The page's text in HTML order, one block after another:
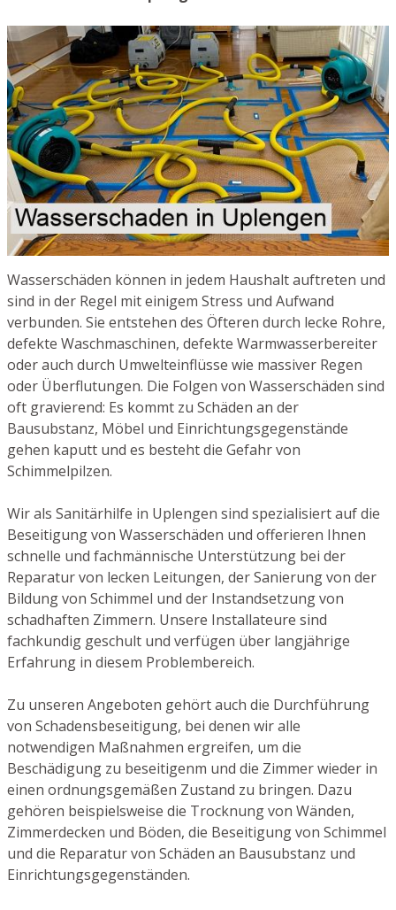
Wasserschäden können in jedem Haushalt auftreten und
sind in der Regel mit einigem Stress und Aufwand
verbunden. Sie entstehen des Öfteren durch lecke Rohre,
defekte Waschmaschinen, defekte Warmwasserbereiter
oder auch durch Umwelteinflüsse wie massiver Regen
oder Überflutungen. Die Folgen von Wasserschäden sind
oft gravierend: Es kommt zu Schäden an der
Bausubstanz, Möbel und Einrichtungsgegenstände
gehen kaputt und es besteht die Gefahr von
Schimmelpilzen.
Wir als Sanitärhilfe in Uplengen sind spezialisiert auf die
Beseitigung von Wasserschäden und offerieren Ihnen
schnelle und fachmännische Unterstützung bei der
Reparatur von lecken Leitungen, der Sanierung von der
Bildung von Schimmel und der Instandsetzung von
schadhaften Zimmern. Unsere Installateure sind
fachkundig geschult und verfügen über langjährige
Erfahrung in diesem Problembereich.
Zu unseren Angeboten gehört auch die Durchführung
von Schadensbeseitigung, bei denen wir alle
notwendigen Maßnahmen ergreifen, um die
Beschädigung zu beseitigenm und die Zimmer wieder in
einen ordnungsgemäßen Zustand zu bringen. Dazu
gehören beispielsweise die Trocknung von Wänden,
Zimmerdecken und Böden, die Beseitigung von Schimmel
und die Reparatur von Schäden an Bausubstanz und
Einrichtungsgegenständen.